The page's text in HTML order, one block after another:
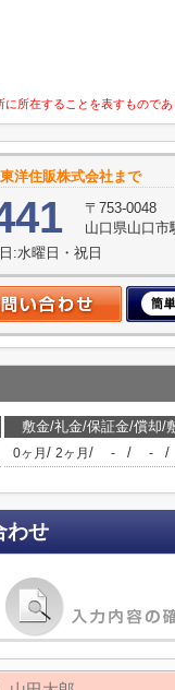
所在することを表すもので
東洋住販株式会社まで
〒753-0048
山口県山口市
:水曜日・祝日
敷金/礼金/保証金/償却/
0ヶ月 / 2ヶ月 / - / - /
わせ